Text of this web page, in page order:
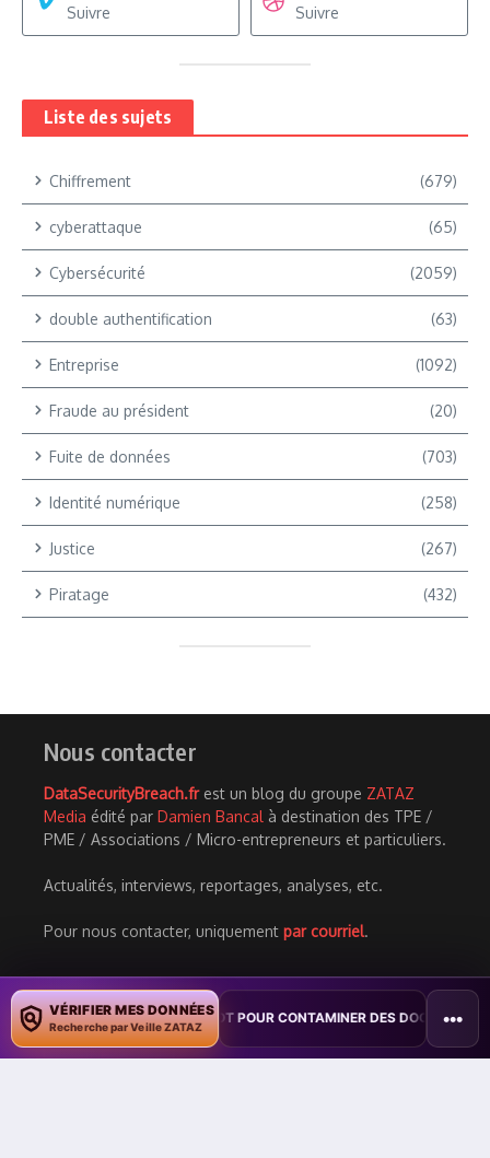
Suivre
Suivre
Liste des sujets
Chiffrement (679)
cyberattaque (65)
Cybersécurité (2059)
double authentification (63)
Entreprise (1092)
Fraude au président (20)
Fuite de données (703)
Identité numérique (258)
Justice (267)
Piratage (432)
Nous contacter
DataSecurityBreach.frest un blog du groupe ZATAZ
Media édité par Damien Bancal à destination des TPE /
PME / Associations / Micro-entrepreneurs et particuliers.
Actualités, interviews, reportages, analyses, etc.
Pour nous contacter, uniquement par courriel.
News Aimés Bla Bla
VÉRIFIER MES DONNÉES
Recherche par Veille ZATAZ
POUR CONTAMINER DES DOCUMENTS • TAÏWAN TESTE
•••